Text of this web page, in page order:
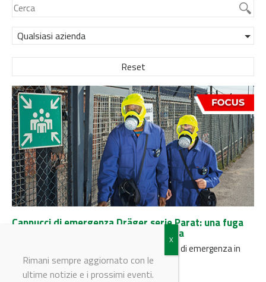
Qualsiasi azienda
Reset
Cappucci di emergenza Dräger serie Parat: una fuga
sicura quando anche un secondo conta
Dräger ha riprogettato la gamma di cappucci di emergenza in
stretta collaborazione con...
Rimani sempre aggiornato con le
ultime notizie e i prossimi eventi.